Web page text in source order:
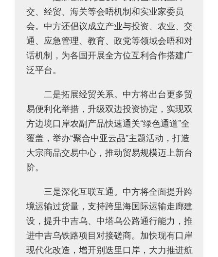
交、经贸、海关等会晤机制和实业家委员
会。中方还倡议成立产业与投资、农业、交
通、应急管理、教育、政党等领域会晤和对
话机制，为各国开展全方位互利合作搭建广
泛平台。
二是拓展经贸关系。中方将出台更多贸
易便利化举措，升级双边投资协定，实现双
方边境口岸农副产品快速通关“绿色通道”全
覆盖，举办“聚合中亚云品”主题活动，打造
大宗商品交易中心，推动贸易规模迈上新台
阶。
三是深化互联互通。中方将全面提升跨
境运输过货量，支持跨里海国际运输走廊建
设，提升中吉乌、中塔乌公路通行能力，推
进中吉乌铁路项目对接磋商。加快现有口岸
现代化改造，增开别迭里口岸，大力推进航